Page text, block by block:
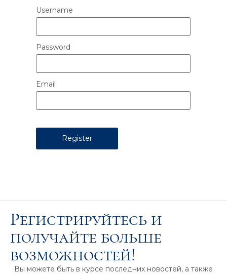
Username
Password
Email
Регистрируйтесь и
получайте больше
возможностей!
Вы можете быть в курсе последних новостей, а также